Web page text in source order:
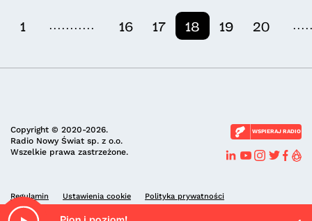
1 ........... 16 17 18 19 20
Copyright © 2020-2026.
Radio Nowy Świat sp. z o.o.
Wszelkie prawa zastrzeżone.
WSPIERAJ RADIO
Regulamin Ustawienia cookie Polityka prywatności